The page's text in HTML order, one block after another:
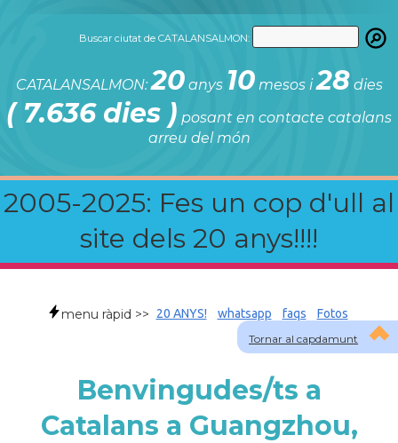
Buscar ciutat de CATALANSALMON:
CATALANSALMON:20anys 10mesos i28 dies
( 7.636 dies ) posant en contacte catalans
arreu del món
2005-2025: Fes un cop d'ull al
site dels 20 anys!!!!
Tornar al capdamunt
menu ràpid >> 20 ANYS! whatsapp faqs Fotos
Benvingudes/ts a
Catalans a Guangzhou,